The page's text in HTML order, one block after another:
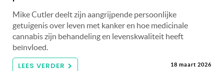
Mike Cutler deelt zijn aangrijpende persoonlijke
getuigenis over leven met kanker en hoe medicinale
cannabis zijn behandeling en levenskwaliteit heeft
beïnvloed.
LEES VERDER 18 maart 2026